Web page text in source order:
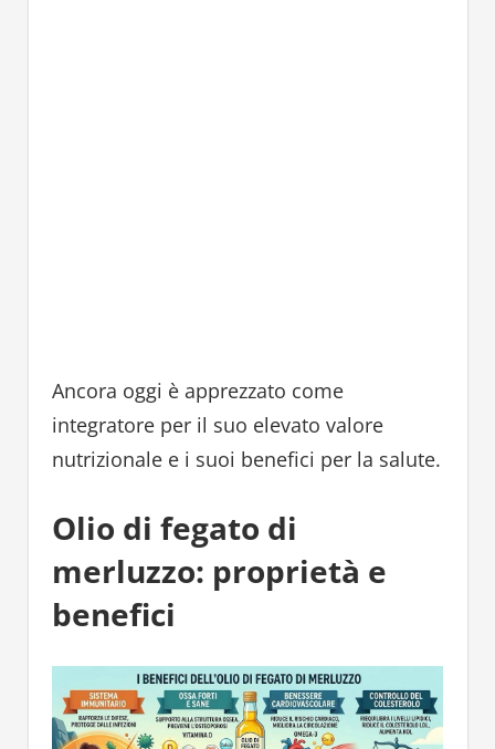
Ancora oggi è apprezzato come
integratore per il suo elevato valore
nutrizionale e i suoi benefici per la salute.
Olio di fegato di
merluzzo: proprietà e
benefici